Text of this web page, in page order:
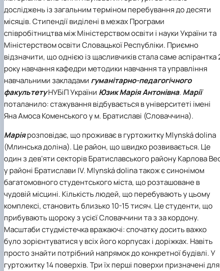
досліджень із загальним терміном перебування до десяти
місяців. Стипендії виділені в межах Програми
співробітництва між Міністерством освіти і науки України та
Міністерством освіти Словацької Республіки. Приємно
відзначити, що однією із щасливчиків стала саме аспірантка
року навчання кафедри методики навчання та управління
навчальними закладами гуманітарно-педагогічного
факультетуНУБіП України Юзик Марія Антонівна. Марії
поталанило: стажування відбувається в університеті імені
Яна Амоса Коменського у м. Братиславі (Словаччина).
Маріярозповідає, що проживає в гуртожитку Mlynská dolina
(Млинська доліна). Це район, що швидко розвивається. Це
один з дев'яти секторів Братиславського району Карлова
у районі Братислави IV. Mlynská dolina також є синонімом
багатомовного студентського міста, що розташоване в
чудовій місцині. Кількість людей, що перебувають у цьому
комплексі, становить близько 10-15 тисяч. Це студенти, що
прибувають щороку з усієї Словаччини та з за кордону.
Масштаби студмістечка вражаючі: спочатку досить важко
було зорієнтуватися у всіх його корпусах і доріжках. Навіть
просто знайти потрібний напрямок до конкретної будівлі. У
гуртожитку 14 поверхів. Три їх перші поверхи призначені для